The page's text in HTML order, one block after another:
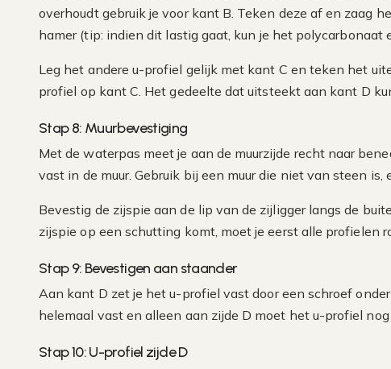
overhoudt gebruik je voor kant B. Teken deze af en zaag
hamer (tip: indien dit lastig gaat, kun je het polycarbonaat
Leg het andere u-profiel gelijk met kant C en teken het
profiel op kant C. Het gedeelte dat uitsteekt aan kant D
Stap 8: Muurbevestiging
Met de waterpas meet je aan de muurzijde recht naar
vast in de muur. Gebruik bij een muur die niet van steen is,
Bevestig de zijspie aan de lip van de zijligger langs de
zijspie op een schutting komt, moet je eerst alle profielen
Stap 9: Bevestigen aan staander
Aan kant D zet je het u-profiel vast door een schroef
helemaal vast en alleen aan zijde D moet het u-profiel
Stap 10: U-profiel zijde D